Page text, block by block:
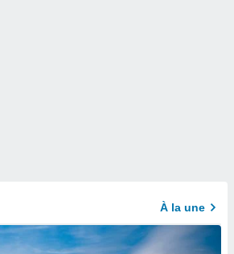
À la une